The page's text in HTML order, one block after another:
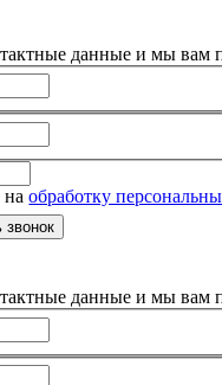
данные и мы вам
наобработку
звонок
данные и мы вам